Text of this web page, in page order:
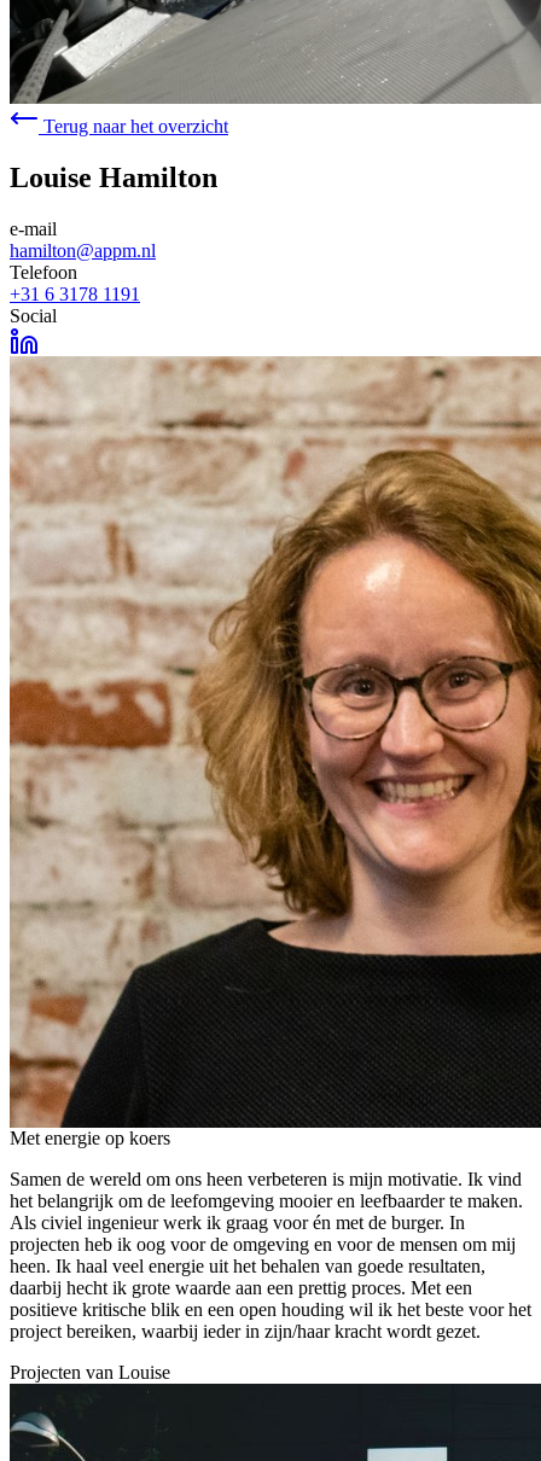
Terug naar het overzicht
Louise Hamilton
e-mail
hamilton@appm.nl
Telefoon
+31 6 3178 1191
Social
Met energie op koers
Samen de wereld om ons heen verbeteren is mijn motivatie. Ik vind
het belangrijk om de leefomgeving mooier en leefbaarder te maken.
Als civiel ingenieur werk ik graag voor én met de burger. In
projecten heb ik oog voor de omgeving en voor de mensen om mij
heen. Ik haal veel energie uit het behalen van goede resultaten,
daarbij hecht ik grote waarde aan een prettig proces. Met een
positieve kritische blik en een open houding wil ik het beste voor het
project bereiken, waarbij ieder in zijn/haar kracht wordt gezet.
Projecten van Louise